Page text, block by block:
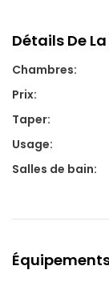
Détails De
Chambres:
Prix:
Taper:
Usage:
Salles de bain: